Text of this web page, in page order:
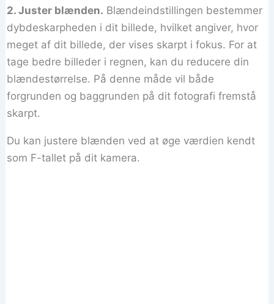
2. Juster blænden. Blændeindstillingen bestemmer
dybdeskarpheden i dit billede, hvilket angiver, hvor
meget af dit billede, der vises skarpt i fokus. For at
tage bedre billeder i regnen, kan du reducere din
blændestørrelse. På denne måde vil både
forgrunden og baggrunden på dit fotografi fremstå
skarpt.
Du kan justere blænden ved at øge værdien kendt
som F-tallet på dit kamera.